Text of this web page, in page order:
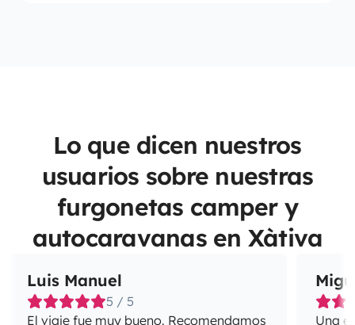
Lo que dicen nuestros
usuarios sobre nuestras
furgonetas camper y
autocaravanas en Xàtiva
Luis Manuel
5 / 5
El viaje fue muy bueno. Recomendamos
Una